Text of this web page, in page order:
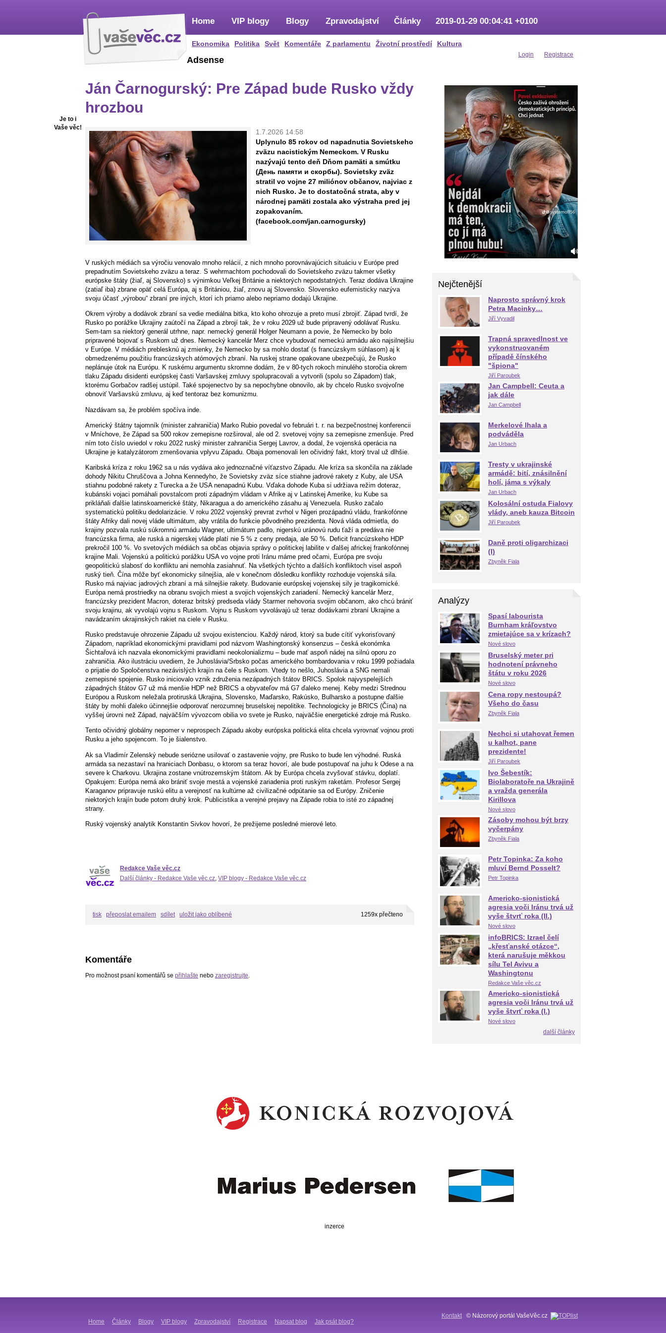
Home
Ekonomika Politika Svět Komentáře Z parlamentu Životní prostředí Kultura
VIP blogy Blogy Zpravodajství Články 2019-01-29 00:04:41 +0100
Login Registrace
Je to i
Vaše věc!
Adsense
Ján Čarnogurský: Pre Západ bude Rusko vždy
hrozbou
1.7.2026 14:58
Uplynulo 85 rokov od napadnutia Sovietskeho
zväzu nacistickým Nemeckom. V Rusku
nazývajú tento deň Dňom pamäti a smútku
(День памяти и скорбы). Sovietsky zväz
stratil vo vojne 27 miliónov občanov, najviac z
nich Rusko. Je to dostatočná strata, aby v
národnej pamäti zostala ako výstraha pred jej
zopakovaním.
(facebook.com/jan.carnogursky)
V ruských médiách sa výročiu venovalo mnoho relácií, z nich mnoho porovnávajúcich situáciu v Európe pred
prepadnutím Sovietskeho zväzu a teraz. S wehrmachtom pochodovali do Sovietskeho zväzu takmer všetky
európske štáty (žiaľ, aj Slovensko) s výnimkou Veľkej Británie a niektorých nepodstatných. Teraz dodáva Ukrajine
(zatiaľ iba) zbrane opäť celá Európa, aj s Britániou, žiaľ, znovu aj Slovensko. Slovensko eufemisticky nazýva
svoju účasť „výrobou“ zbraní pre iných, ktorí ich priamo alebo nepriamo dodajú Ukrajine.
Okrem výroby a dodávok zbraní sa vedie mediálna bitka, kto koho ohrozuje a preto musí zbrojiť. Západ tvrdí, že
Rusko po porážke Ukrajiny zaútočí na Západ a zbrojí tak, že v roku 2029 už bude pripravený odolávať Rusku.
Sem-tam sa niektorý generál utrhne, napr. nemecký generál Holger Neumann a povie, že Nemecko by bolo
pripravené bojovať s Ruskom už dnes. Nemecký kancelár Merz chce vybudovať nemeckú armádu ako najsilnejšiu
v Európe. V médiách preblesknú aj zmienky, že Nemecko by sa mohlo dostať (s francúzskym súhlasom) aj k
obmedzenému použitiu francúzskych atómových zbraní. Na ruskej strane opakovane ubezpečujú, že Rusko
neplánuje útok na Európu. K ruskému argumentu skromne dodám, že v 80-tych rokoch minulého storočia okrem
tlaku Západu disidenti európskej časti Varšavskej zmluvy spolupracovali a vytvorili (spolu so Západom) tlak,
ktorému Gorbačov radšej ustúpil. Také spojenectvo by sa nepochybne obnovilo, ak by chcelo Rusko svojvoľne
obnoviť Varšavskú zmluvu, aj keď tentoraz bez komunizmu.
Nazdávam sa, že problém spočíva inde.
Americký štátny tajomník (minister zahraničia) Marko Rubio povedal vo februári t. r. na bezpečnostnej konferencii
v Mníchove, že Západ sa 500 rokov zemepisne rozširoval, ale od 2. svetovej vojny sa zemepisne zmenšuje. Pred
ním toto číslo uviedol v roku 2022 ruský minister zahraničia Sergej Lavrov, a dodal, že vojenská operácia na
Ukrajine je katalyzátorom zmenšovania vplyvu Západu. Obaja pomenovali len očividný fakt, ktorý trval už dlhšie.
Karibská kríza z roku 1962 sa u nás vydáva ako jednoznačné víťazstvo Západu. Ale kríza sa skončila na základe
dohody Nikitu Chruščova a Johna Kennedyho, že Sovietsky zväz síce stiahne jadrové rakety z Kuby, ale USA
stiahnu podobné rakety z Turecka a že USA nenapadnú Kubu. Vďaka dohode Kuba si udržiava režim doteraz,
kubánski vojaci pomáhali povstalcom proti západným vládam v Afrike aj v Latinskej Amerike, ku Kube sa
prikláňali ďalšie latinskoamerické štáty, Nikaragua a do amerického zásahu aj Venezuela. Rusko začalo
systematickú politiku dedolarizácie. V roku 2022 vojenský prevrat zvrhol v Nigeri prozápadnú vládu, frankofónne
štáty Afriky dali novej vláde ultimátum, aby vrátila do funkcie pôvodného prezidenta. Nová vláda odmietla, do
krajiny pozvala ruskú súkromnú armádu Wagner, ultimátum padlo, nigerskú uránovú rudu ťaží a predáva nie
francúzska firma, ale ruská a nigerskej vláde platí nie 5 % z ceny predaja, ale 50 %. Deficit francúzskeho HDP
prekročil 100 %. Vo svetových médiách sa občas objavia správy o politickej labilite v ďalšej africkej frankofónnej
krajine Mali. Vojenskú a politickú porážku USA vo vojne proti Iránu máme pred očami, Európa pre svoju
geopolitickú slabosť do konfliktu ani nemohla zasiahnuť. Na všetkých týchto a ďalších konfliktoch visel aspoň
ruský tieň. Čína môže byť ekonomicky silnejšia, ale v konečnom dôsledku konflikty rozhoduje vojenská sila.
Rusko má najviac jadrových zbraní a má silnejšie rakety. Budovanie európskej vojenskej sily je tragikomické.
Európa nemá prostriedky na obranu svojich miest a svojich vojenských zariadení. Nemecký kancelár Merz,
francúzsky prezident Macron, doteraz britský predseda vlády Starmer nehovoria svojim občanom, ako chcú brániť
svoju krajinu, ak vyvolajú vojnu s Ruskom. Vojnu s Ruskom vyvolávajú už teraz dodávkami zbraní Ukrajine a
navádzaním ukrajinských rakiet na ciele v Rusku.
Rusko predstavuje ohrozenie Západu už svojou existenciou. Každý národ, ktorý sa bude cítiť vykorisťovaný
Západom, napríklad ekonomickými pravidlami pod názvom Washingtonský konsenzus – česká ekonómka
Šichtařová ich nazvala ekonomickými pravidlami neokolonializmu – bude mať aspoň nádej na silnú oporu zo
zahraničia. Ako ilustráciu uvediem, že Juhoslávia/Srbsko počas amerického bombardovania v roku 1999 požiadala
o prijatie do Spoločenstva nezávislých krajín na čele s Ruskom. Vtedy to nešlo, Juhoslávia a SNG nemali
zemepisné spojenie. Rusko iniciovalo vznik združenia nezápadných štátov BRICS. Spolok najvyspelejších
západných štátov G7 už má menšie HDP než BRICS a obyvateľov má G7 ďaleko menej. Keby medzi Strednou
Európou a Ruskom neležala protiruská Ukrajina, Slovensko, Maďarsko, Rakúsko, Bulharsko a postupne ďalšie
štáty by mohli ďaleko účinnejšie odporovať nerozumnej bruselskej nepolitike. Technologicky je BRICS (Čína) na
vyššej úrovni než Západ, najväčším vývozcom obilia vo svete je Rusko, najväčšie energetické zdroje má Rusko.
Tento očividný globálny nepomer v neprospech Západu akoby európska politická elita chcela vyrovnať vojnou proti
Rusku a jeho spojencom. To je šialenstvo.
Ak sa Vladimír Zelenský nebude seriózne usilovať o zastavenie vojny, pre Rusko to bude len výhodné. Ruská
armáda sa nezastaví na hraniciach Donbasu, o ktorom sa teraz hovorí, ale bude postupovať na juhu k Odese a na
severe k Charkovu. Ukrajina zostane vnútrozemským štátom. Ak by Európa chcela zvyšovať stávku, doplatí.
Opakujem: Európa nemá ako brániť svoje mestá a vojenské zariadenia proti ruským raketám. Profesor Sergej
Karaganov pripravuje ruskú elitu a verejnosť na kultúrne až civilizačné odpútanie sa od Európy. Zničenie
niektorých krajín bude potom druhý krok. Publicistika a verejné prejavy na Západe robia to isté zo západnej
strany.
Ruský vojenský analytik Konstantin Sivkov hovorí, že prežijeme posledné mierové leto.
Redakce Vaše věc.cz
Další články - Redakce Vaše věc.cz, VIP blogy - Redakce Vaše věc.cz
tisk přeposlat emailem sdílet uložit jako oblíbené 1259x přečteno
Komentáře
Pro možnost psaní komentářů se přihlašte nebo zaregistrujte.
Nejčtenější
Naprosto správný krok
Petra Macinky…
Jiří Vyvadil
Trapná spravedlnost ve
vykonstruovaném
případě čínského
"špiona"
Jiří Paroubek
Jan Campbell: Ceuta a
jak dále
Jan Campbell
Merkelové lhala a
podváděla
Jan Urbach
Tresty v ukrajinské
armádě: bití, znásilnění
holí, jáma s výkaly
Jan Urbach
Kolosální ostuda Fialovy
vlády, aneb kauza Bitcoin
Jiří Paroubek
Daně proti oligarchizaci
(I)
Zbyněk Fiala
Analýzy
Spasí labourista
Burnham kráľovstvo
zmietajúce sa v krízach?
Nové slovo
Bruselský meter pri
hodnotení právneho
štátu v roku 2026
Nové slovo
Cena ropy nestoupá?
Všeho do času
Zbyněk Fiala
Nechci si utahovat řemen
u kalhot, pane
prezidente!
Jiří Paroubek
Ivo Šebestík:
Biolaboratoře na Ukrajině
a vražda generála
Kirillova
Nové slovo
Zásoby mohou být brzy
vyčerpány
Zbyněk Fiala
Petr Topinka: Za koho
mluví Bernd Posselt?
Petr Topinka
Americko-sionistická
agresia voči Iránu trvá už
vyše štvrť roka (II.)
Nové slovo
infoBRICS: Izrael čelí
„křesťanské otázce“,
která narušuje měkkou
sílu Tel Avivu a
Washingtonu
Redakce Vaše věc.cz
Americko-sionistická
agresia voči Iránu trvá už
vyše štvrť roka (I.)
Nové slovo
další články
inzerce
Home Články Blogy VIP blogy Zpravodajství Registrace Napsat blog Jak psát blog?
Kontakt © Názorový portál VašeVěc.cz